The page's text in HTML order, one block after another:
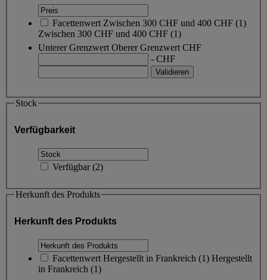
Facettenwert Zwischen 300 CHF und 400 CHF (1)
Zwischen 300 CHF und 400 CHF (1)
Unterer Grenzwert Oberer Grenzwert CHF
- CHF
Stock
Verfügbarkeit
Verfügbar(2)
Herkunft des Produkts
Herkunft des Produkts
Facettenwert Hergestellt in Frankreich (1) Hergestellt
in Frankreich (1)